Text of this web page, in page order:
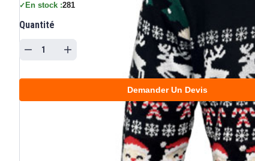
✓ En stock :281
Quantité
Demander Un Devis